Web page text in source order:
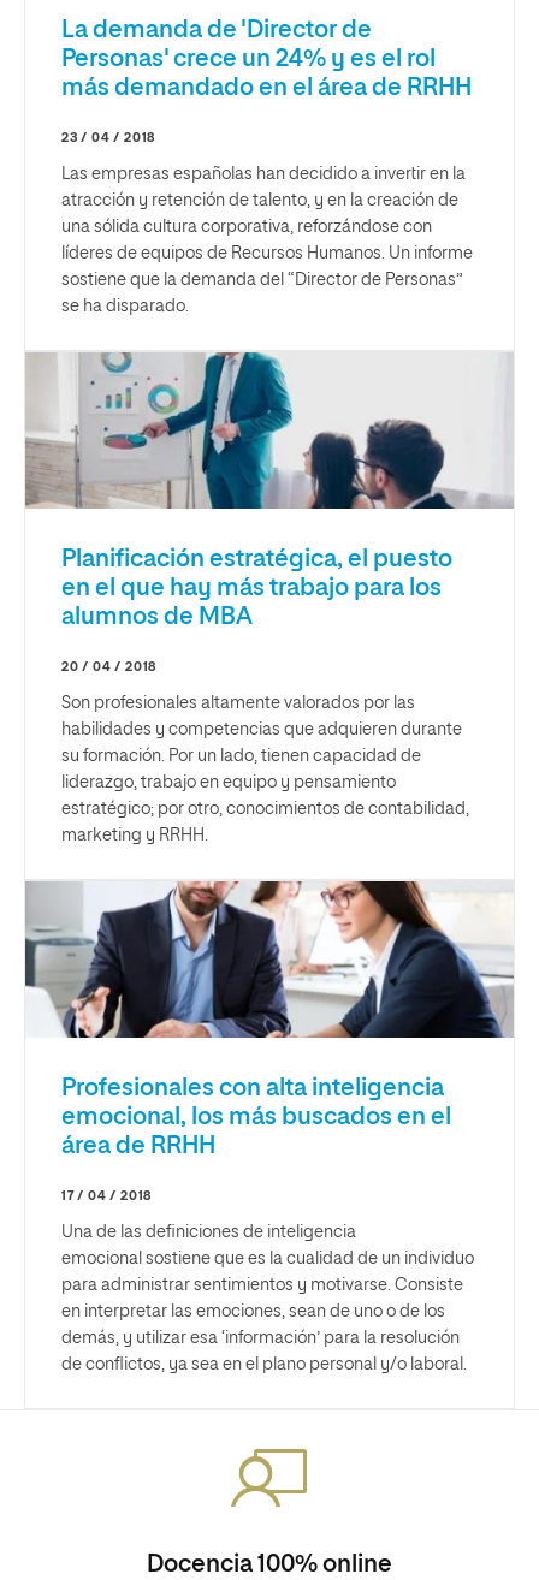
La demanda de 'Director de
Personas' crece un 24% y es el rol
más demandado en el área de RRHH
23 / 04 / 2018
Las empresas españolas han decidido a invertir en la
atracción y retención de talento, y en la creación de
una sólida cultura corporativa, reforzándose con
líderes de equipos de Recursos Humanos. Un informe
sostiene que la demanda del “Director de Personas”
se ha disparado.
Planificación estratégica, el puesto
en el que hay más trabajo para los
alumnos de MBA
20 / 04 / 2018
Son profesionales altamente valorados por las
habilidades y competencias que adquieren durante
su formación. Por un lado, tienen capacidad de
liderazgo, trabajo en equipo y pensamiento
estratégico; por otro, conocimientos de contabilidad,
marketing y RRHH.
Profesionales con alta inteligencia
emocional, los más buscados en el
área de RRHH
17 / 04 / 2018
Una de las definiciones de inteligencia
emocional sostiene que es la cualidad de un individuo
para administrar sentimientos y motivarse. Consiste
en interpretar las emociones, sean de uno o de los
demás, y utilizar esa ‘información’ para la resolución
de conflictos, ya sea en el plano personal y/o laboral.
Docencia 100% online